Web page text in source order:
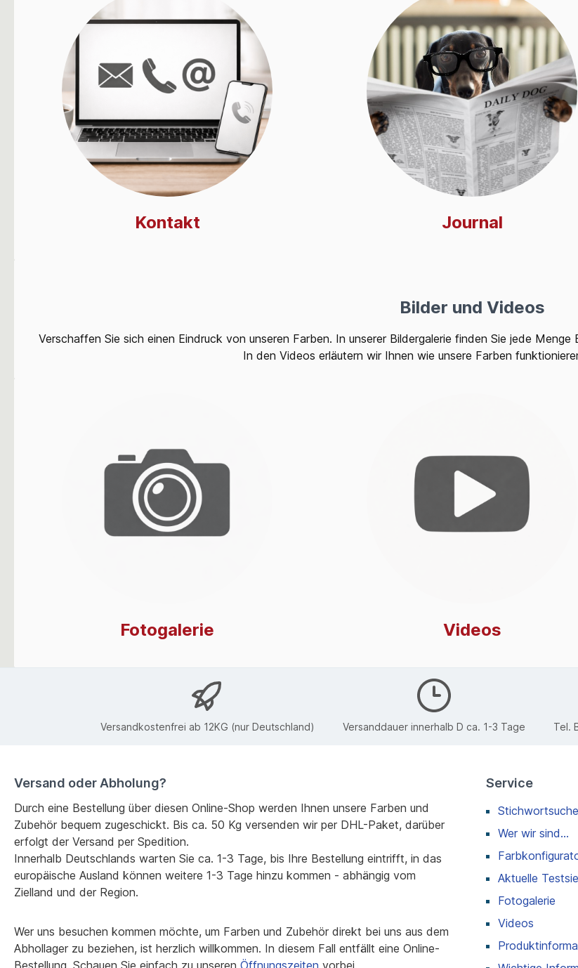
Kontakt Journal
Bilder und Videos
Verschaffen Sie sich einen Eindruck von unseren Farben. In unserer Bildergalerie finden Sie jede
In den Videos erläutern wir Ihnen wie unsere Farben
Fotogalerie Videos
Versandkostenfrei ab 12KG (nur Deutschland) Versanddauer innerhalb D ca. 1-3 Tage Tel.
Versand oder Abholung?
Durch eine Bestellung über diesen Online-Shop werden Ihnen unsere Farben und
Zubehör bequem zugeschickt. Bis ca. 50 Kg versenden wir per DHL-Paket, darüber
erfolgt der Versand per Spedition.
Innerhalb Deutschlands warten Sie ca. 1-3 Tage, bis Ihre Bestellung eintrifft, in das
europäische Ausland können weitere 1-3 Tage hinzu kommen - abhängig vom
Zielland und der Region.
Wer uns besuchen kommen möchte, um Farben und Zubehör direkt bei uns aus dem
Abhollager zu beziehen, ist herzlich willkommen. In diesem Fall entfällt eine Online-
Bestellung. Schauen Sie einfach zu unseren Öffnungszeiten vorbei.
Service
Stichwortsuche
Wer wir sind...
Aktuelle
Fotogalerie
Videos